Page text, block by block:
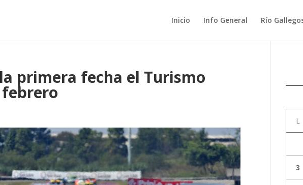
Inicio Info General Río
primera fecha el Turismo
L
3